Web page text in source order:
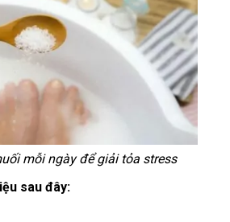
mỗi ngày để giải tỏa stress
sau đây: